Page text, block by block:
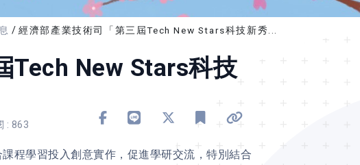
經濟部產業技術司「第三屆Tech New Stars科技新秀...
Tech New Stars科技
: 863
程學習投入創意實作，促進學研交流，特別結合